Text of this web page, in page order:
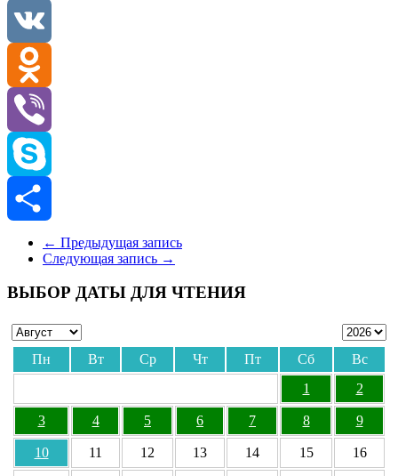
Telegram
VK
Odnoklassniki
Viber
Skype
Отправить
← Предыдущая запись
Следующая запись →
ВЫБОР ДАТЫ ДЛЯ ЧТЕНИЯ
Пн Вт Ср Чт Пт Сб
Вс
1
2
3 4 5 6 7 8 9
10 11 12 13 14 15 16